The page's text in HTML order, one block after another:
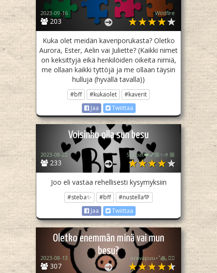
203
2023-09-16 Wildfire
Kuka olet meidän kaveriporukasta? Oletko
Aurora, Ester, Aelin vai Juliette? (Kaikki nimet
on keksittyjä eikä henkilöiden oikeita nimiä,
me ollaan kaikki tyttöjä ja me ollaan täysin
hulluja (hyvällä tavalla))
#bff #kukaolet
#kaverit
Jaa
Twiittaa
Voisinko olla sun besu
233
2023-08-22 St.Ebat❤️💅🏼✨🤌🏼
Joo eli vastaa rehellisesti kysymyksiin
#steba✨ #bff
#nustella💚
Jaa
Twiittaa
Oletko enemmän minä vai mun
besu?
307
2023-08-13 oravapuu⋆˚꩜｡🏳️‍🌈